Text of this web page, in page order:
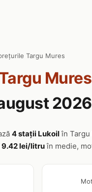
Targu Mures
Mures
2026
4 stații Lukoilîn
9.42 lei/litruîn medie,